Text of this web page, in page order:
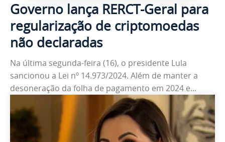
Governo lança RERCT-Geral para
regularização de criptomoedas
não declaradas
Na última segunda-feira (16), o presidente Lula
sancionou a Lei nº 14.973/2024. Além de manter a
desoneração da folha de pagamento em 2024 e...